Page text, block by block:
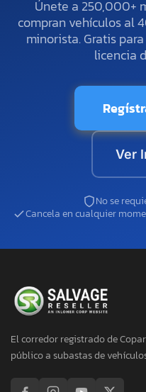
Únete a 250,000+
compran vehículos al
minorista. Gratis
licencia
Ver
No se
Cancela en cualquier
El corredor registrado de
público a subastas de